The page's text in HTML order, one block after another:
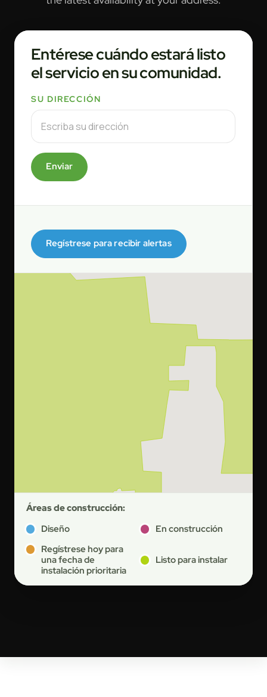
Entérese cuándo estará listo
el servicio en su comunidad.
SU DIRECCIÓN
Enviar
Regístrese para recibir alertas
Áreas de construcción:
Diseño
En construcción
Regístrese hoy para
una fecha de
instalación prioritaria
Listo para instalar